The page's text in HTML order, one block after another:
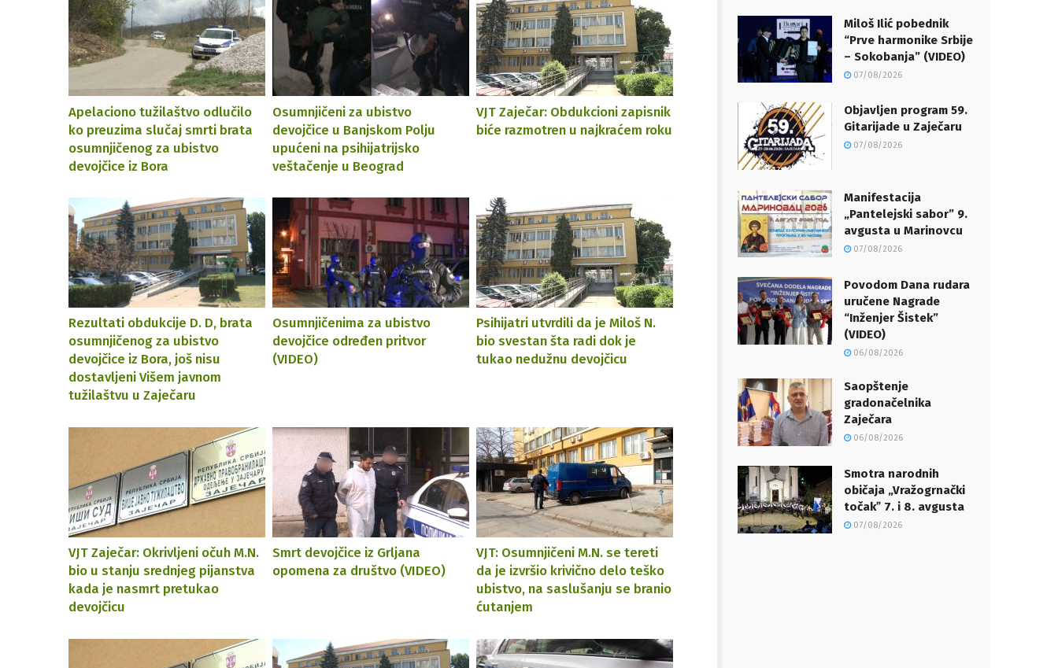
Apelaciono tužilaštvo odlučilo
ko preuzima slučaj smrti brata
osumnjičenog za ubistvo
devojčice iz Bora
Osumnjičeni za ubistvo
devojčice u Banjskom Polju
upućeni na psihijatrijsko
veštačenje u Beograd
VJT Zaječar: Obdukcioni zapisnik
biće razmotren u najkraćem roku
Rezultati obdukcije D. D, brata
osumnjičenog za ubistvo
devojčice iz Bora, još nisu
dostavljeni Višem javnom
tužilaštvu u Zaječaru
Osumnjičenima za ubistvo
devojčice određen pritvor
(VIDEO)
Psihijatri utvrdili da je Miloš N.
bio svestan šta radi dok je
tukao nedužnu devojčicu
VJT Zaječar: Okrivljeni očuh M.N.
bio u stanju srednjeg pijanstva
kada je nasmrt pretukao
devojčicu
Smrt devojčice iz Grljana
opomena za društvo (VIDEO)
VJT: Osumnjičeni M.N. se tereti
da je izvršio krivično delo teško
ubistvo, na saslušanju se branio
ćutanjem
Miloš Ilić pobednik
“Prve harmonike Srbije
– Sokobanja” (VIDEO)
07/08/2026
Objavljen program 59.
Gitarijade u Zaječaru
07/08/2026
Manifestacija
„Pantelejski sabor” 9.
avgusta u Marinovcu
07/08/2026
Povodom Dana rudara
uručene Nagrade
“Inženjer Šistek”
(VIDEO)
06/08/2026
Saopštenje
gradonačelnika
Zaječara
06/08/2026
Smotra narodnih
običaja „Vražogrnački
točakˮ 7. i 8. avgusta
07/08/2026